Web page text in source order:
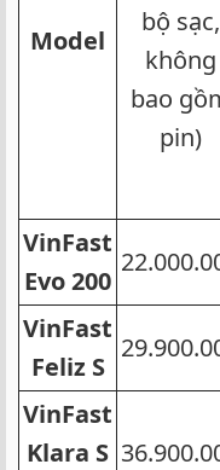
Model
bộ sạc,
không
bao
pin)​
VinFast
Evo 200
VinFast
Feliz S
VinFast
Klara S